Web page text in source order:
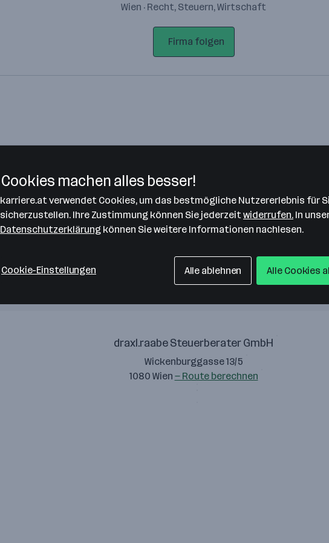
Wien · Recht, Steuern, Wirtschaft
Firma folgen
Bitte stimme unseren Cookie-
Richtlinien zu, um diese Karte
anzuzeigen.
Zustimmung geben
draxl.raabe Steuerberater GmbH
Wickenburggasse 13/5
1080 Wien — Route berechnen
Cookies machen alles besser!
karriere.at verwendet Cookies, um das bestmögliche Nutzererlebnis für
sicherzustellen. Ihre Zustimmung können Sie jederzeit widerrufen. In
Datenschutzerklärung können Sie weitere Informationen nachlesen.
Cookie-Einstellungen Alle ablehnen Alle Cookies